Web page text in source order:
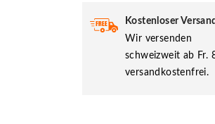
Kostenloser Versand
Wir versenden
schweizweit ab Fr.
versandkostenfrei.